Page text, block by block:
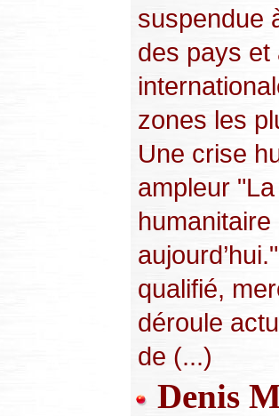
suspendue
des pays et
zones les
Une crise
ampleur
qualifié,
déroule
de (...)
Denis